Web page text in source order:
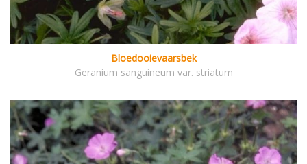
Bloedooievaarsbek
Geranium sanguineum var. striatum